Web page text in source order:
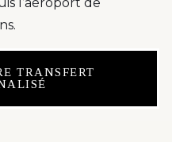
TRANSFERT